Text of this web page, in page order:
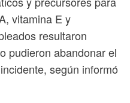
vitamina E y
resultaron
pudieron abandonar el
según informó